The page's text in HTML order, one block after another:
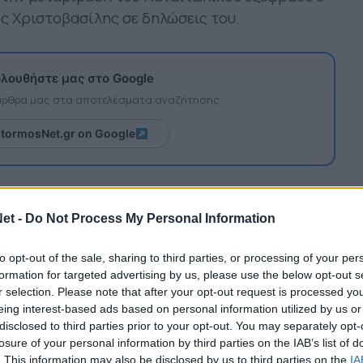
- Do Not Process My Personal Information
opt-out of the sale, sharing to third parties, or processing of your
for targeted advertising by us, please use the below opt-out
selection. Please note that after your opt-out request is processed
interest-based ads based on personal information utilized by us
to third parties prior to your opt-out. You may separately
of your personal information by third parties on the IAB’s list of
This information may also be disclosed by us to third parties on the
Χριστοβασίλης σε δηλώσεις του.
μας στο Google
μας στα αποτελέσματα αναζήτησης
on Google
μάτι, γιατί ένας νέος επενδυτής, σε μία
τους δύο καλύτερους παίκτες του,
πράγματι περίεργη κίνηση να πάει να
αεροδρόμιο, δεν έχει λιμάνι, δεν έχει
σε οικονομικό επίπεδο», ήταν τα
αναμένεται, έχει καθυστερήσει και